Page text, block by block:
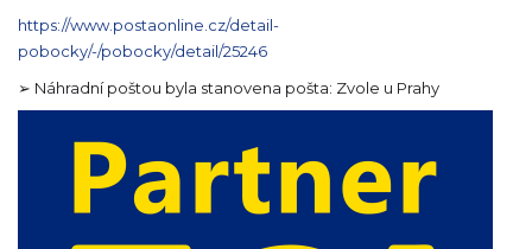
https://www.postaonline.cz/detail-
pobocky/-/pobocky/detail/25246
➢ Náhradní poštou byla stanovena pošta: Zvole u Prahy